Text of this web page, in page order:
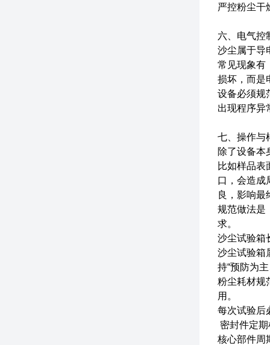
严控粉尘干
六、电气控
沙尘属于导
常见现象有
损坏，而是
设备必须规
出现程序异
七、操作与
除了设备本
比如样品表
口，会造成
良，影响最
规范做法是
求。
沙尘试验箱
沙尘试验箱
持“预防为
粉尘耗材规
用。
每次试验后
密封件定
核心部件周